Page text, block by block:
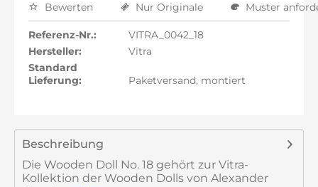
Bewerten
Nur Originale Muster
Referenz-Nr.:
VITRA_0042_18
Hersteller:
Vitra
Standard
Lieferung:
Paketversand, montiert
Beschreibung
Die Wooden Doll No. 18 gehört zur Vitra-
Kollektion der Wooden Dolls von Alexander